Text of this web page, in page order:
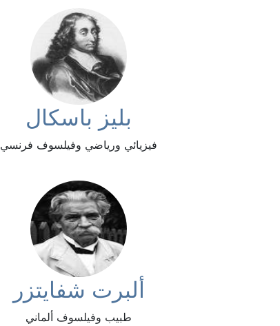
بليز باسكال
فيزيائي ورياضي وفيلسوف فرنسي
ألبرت شفايتزر
طبيب وفيلسوف ألماني